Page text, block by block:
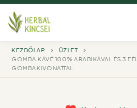
Ugrás
tartalomra
KEZDŐLAP
ÜZLET
GOMBA KÁVÉ 100% ARABIKÁVAL ÉS 3
GOMBAKIVONATTAL